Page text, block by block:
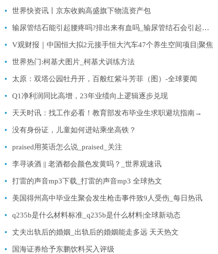
世界快资讯丨京东收购高盛旗下物流资产包
输尿管结石能引起腰疼吗?排出来有血吗_输尿管结石会引起腰疼吗
V观财报｜中国恒大拟2元接手恒大汽车47个养生空间项目|聚焦
世界热门:柯基犬图片_柯基犬训练方法
太原：双塔公园牡丹开，百般红紫斗芳菲（图）-全球要闻
Q1净利润同比高增，23年业绩向上逻辑逐步兑现
天天时讯：找工作必看！教育部发布毕业生求职避坑指南→
没有身份证，儿童如何进站乘坐高铁？
praised用英语怎么说_praised_关注
李寻谈酒 || 老酒都会颜色发黄吗？_世界观速讯
打雷的声音mp3下载_打雷的声音mp3 全球热文
美国得州高中毕业生聚会发生枪击事件致9人受伤_每日热讯
q235b是什么材料标准_q235b是什么材料|全球新动态
丈夫出轨后的婚姻_出轨后的婚姻能走多远 天天热文
国海证券给予东鹏饮料买入评级